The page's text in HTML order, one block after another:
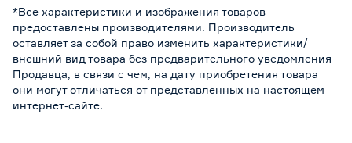
*Все характеристики и изображения товаров
предоставлены производителями. Производитель
оставляет за собой право изменить характеристики/
внешний вид товара без предварительного уведомления
Продавца, в связи с чем, на дату приобретения товара
они могут отличаться от представленных на настоящем
интернет-сайте.